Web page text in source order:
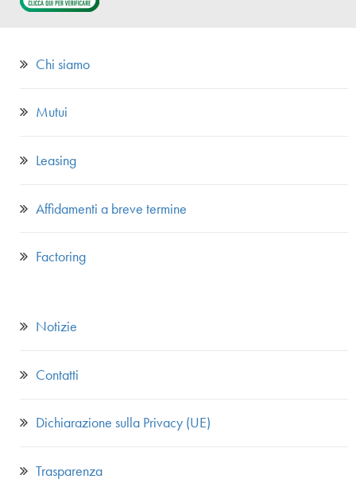
Chi siamo
Mutui
Leasing
Affidamenti a breve termine
Factoring
Notizie
Contatti
Dichiarazione sulla Privacy (UE)
Trasparenza